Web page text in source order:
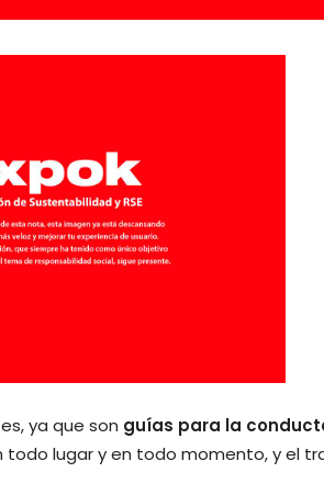
ya que son guías para la
lugar y en todo momento, y el